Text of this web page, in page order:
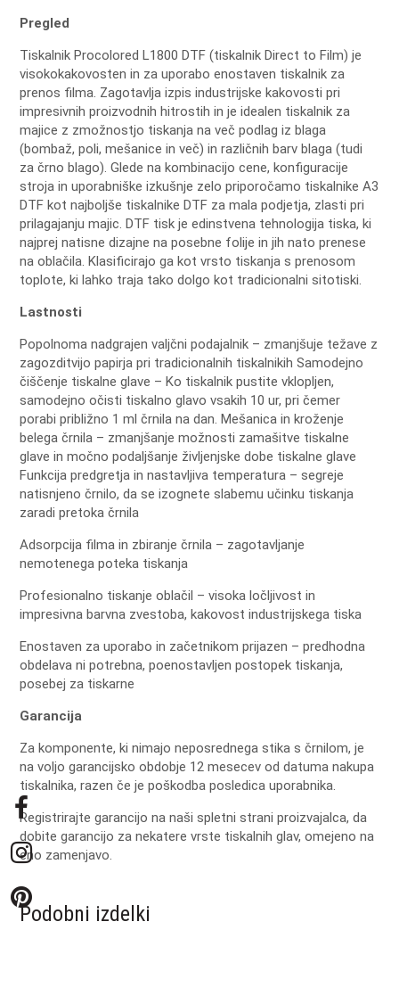
Pregled
Tiskalnik Procolored L1800 DTF (tiskalnik Direct to Film) je
visokokakovosten in za uporabo enostaven tiskalnik za
prenos filma. Zagotavlja izpis industrijske kakovosti pri
impresivnih proizvodnih hitrostih in je idealen tiskalnik za
majice z zmožnostjo tiskanja na več podlag iz blaga
(bombaž, poli, mešanice in več) in različnih barv blaga (tudi
za črno blago).Glede na kombinacijo cene, konfiguracije
stroja in uporabniške izkušnje zelo priporočamo tiskalnike A3
DTF kot najboljše tiskalnike DTF za mala podjetja, zlasti pri
prilagajanju majic.DTF tisk je edinstvena tehnologija tiska, ki
najprej natisne dizajne na posebne folije in jih nato prenese
na oblačila. Klasificirajo ga kot vrsto tiskanja s prenosom
toplote, ki lahko traja tako dolgo kot tradicionalni sitotiski.
Lastnosti
Popolnoma nadgrajen valjčni podajalnik – zmanjšuje težave z
zagozditvijo papirja pri tradicionalnih tiskalnikihSamodejno
čiščenje tiskalne glave – Ko tiskalnik pustite vklopljen,
samodejno očisti tiskalno glavo vsakih 10 ur, pri čemer
porabi približno 1 ml črnila na dan.Mešanica in kroženje
belega črnila – zmanjšanje možnosti zamašitve tiskalne
glave in močno podaljšanje življenjske dobe tiskalne glave
Funkcija predgretja in nastavljiva temperatura – segreje
natisnjeno črnilo, da se izognete slabemu učinku tiskanja
zaradi pretoka črnila
Adsorpcija filma in zbiranje črnila – zagotavljanje
nemotenega poteka tiskanja
Profesionalno tiskanje oblačil – visoka ločljivost in
impresivna barvna zvestoba, kakovost industrijskega tiska
Enostaven za uporabo in začetnikom prijazen – predhodna
obdelava ni potrebna, poenostavljen postopek tiskanja,
posebej za tiskarne
Garancija
Za komponente, ki nimajo neposrednega stika s črnilom, je
na voljo garancijsko obdobje 12 mesecev od datuma nakupa
tiskalnika, razen če je poškodba posledica uporabnika.
Registrirajte garancijo na naši spletni strani proizvajalca, da
dobite garancijo za nekatere vrste tiskalnih glav, omejeno na
eno zamenjavo.
Podobni izdelki